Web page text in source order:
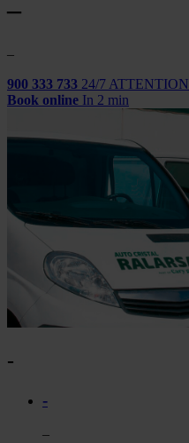
–
–
900 333 733 24/7 ATTENTION
Book online In 2 min
-
-
–